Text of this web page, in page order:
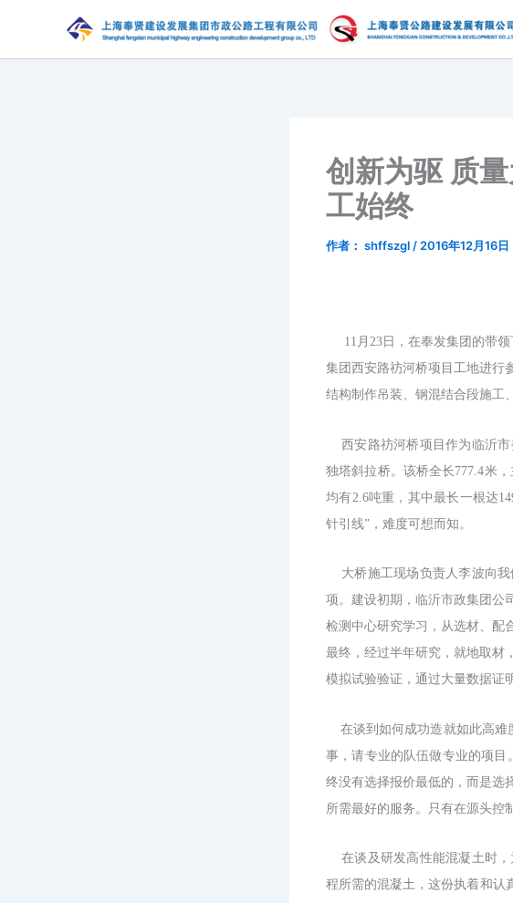
内
创新为驱 质
工始终
作者： shffszgl / 2016年12月16日
11月23日，在奉发集团的带领
集团西安路祊河桥项目工地进行
结构制作吊装、钢混结合段施工
西安路祊河桥项目作为临沂
独塔斜拉桥。该桥全长777.4米，
均有2.6吨重，其中最长一根达
针引线”，难度可想而知。
大桥施工现场负责人李波向
项。建设初期，临沂市政集团公
检测中心研究学习，从选材、配
最终，经过半年研究，就地取材
模拟试验验证，通过大量数据证
在谈到如何成功造就如此高
事，请专业的队伍做专业的项目
终没有选择报价最低的，而是选
所需最好的服务。只有在源头控
在谈及研发高性能混凝土时
程所需的混凝土，这份执着和认